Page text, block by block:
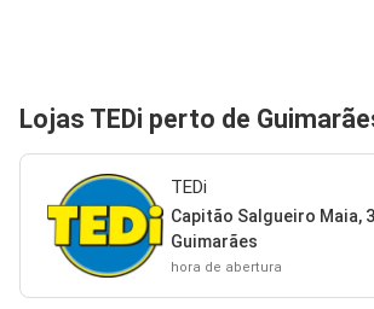
Lojas TEDi perto de
TEDi
Capitão Salgueiro Maia,
Guimarães
hora de abertura